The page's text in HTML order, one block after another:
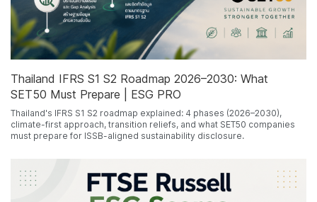
Thailand IFRS S1 S2 Roadmap 2026–2030: What
SET50 Must Prepare | ESG PRO
Thailand's IFRS S1 S2 roadmap explained: 4 phases (2026–2030),
climate-first approach, transition reliefs, and what SET50 companies
must prepare for ISSB-aligned sustainability disclosure.